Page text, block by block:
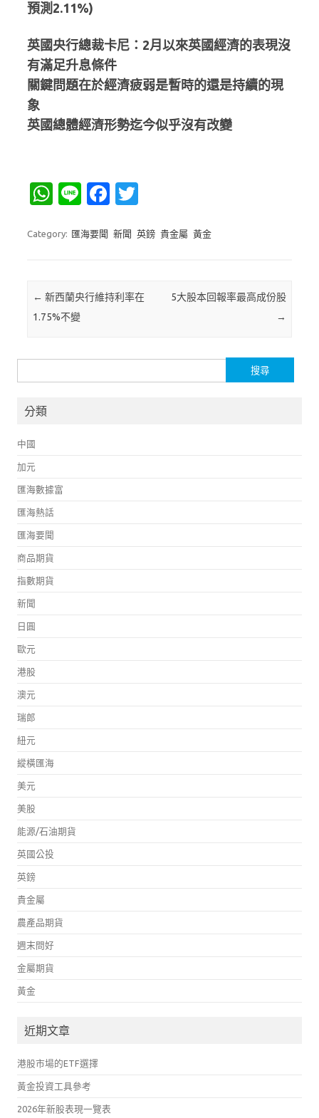
預測2.11%)
英國央行總裁卡尼：2月以來英國經濟的表現沒
有滿足升息條件
關鍵問題在於經濟疲弱是暫時的還是持續的現
象
英國總體經濟形勢迄今似乎沒有改變
W
at
A
p
p
Li
e
Fa
e
o
o
it
r
Category: 匯海要聞 新聞 英鎊 貴金屬 黃金
Post navigation
← 新西蘭央行維持利率在
1.75%不變
5大股本回報率最高成份股
→
分類
中國
加元
匯海數據富
匯海熱話
匯海要聞
商品期貨
指數期貨
新聞
日圓
歐元
港股
澳元
瑞郎
紐元
縱橫匯海
美元
美股
能源/石油期貨
英國公投
英鎊
貴金屬
農產品期貨
週末問好
金屬期貨
黃金
近期文章
港股市場的ETF選擇
黃金投資工具參考
2026年新股表現一覽表